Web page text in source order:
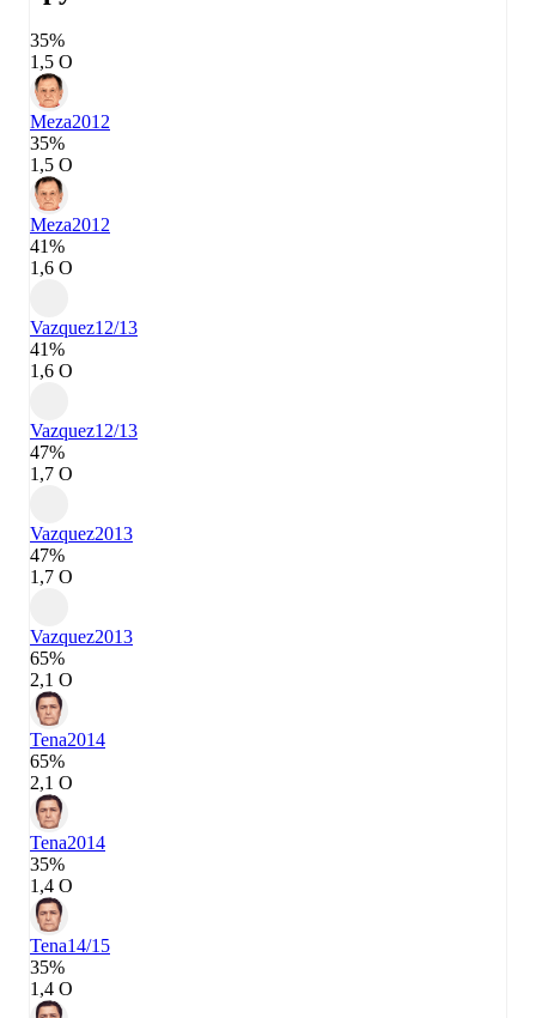
35%
1,5 О
Meza2012
35%
1,5 О
Meza2012
41%
1,6 О
Vazquez12/13
41%
1,6 О
Vazquez12/13
47%
1,7 О
Vazquez2013
47%
1,7 О
Vazquez2013
65%
2,1 О
Tena2014
65%
2,1 О
Tena2014
35%
1,4 О
Tena14/15
35%
1,4 О